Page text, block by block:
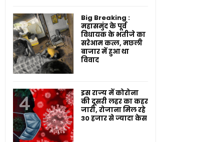
Big Breaking :
महासमुंद के पूर्व
विधायक के भतीजे का
सरेआम कत्ल, मछली
बाजार में हुआ था
विवाद
इस राज्य में कोरोना
की दूसरी लहर का कहर
जारी, रोजाना मिल रहे
30 हजार से ज्यादा केस